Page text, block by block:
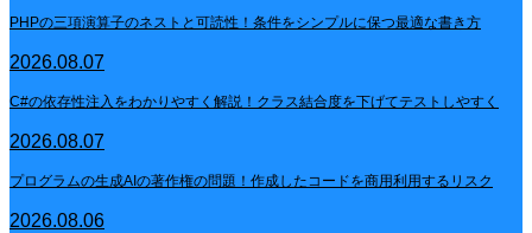
PHPの三項演算子のネストと可読性！条件をシンプルに保つ最適な書き方
2026.08.07
C#の依存性注入をわかりやすく解説！クラス結合度を下げてテストしやすく
2026.08.07
プログラムの生成AIの著作権の問題！作成したコードを商用利用するリスク
2026.08.06